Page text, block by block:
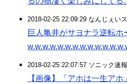
2018-02-25 22:09:29 なんじぇい
巨人亀井がサヨナラ逆転ホ
2018-02-25 22:07:57 ソニック速報
【画像】「アホは一生ア